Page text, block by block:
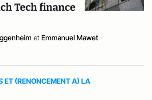
Tech finance
et Emmanuel Mawet
ET (RENONCEMENT A) LA